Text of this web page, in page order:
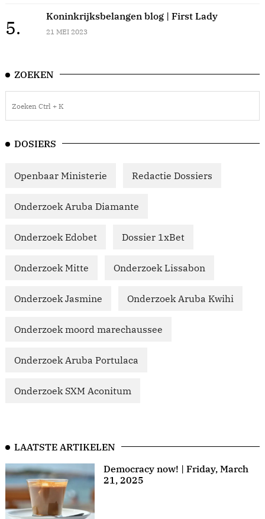
5.
Koninkrijksbelangen blog | First Lady
21 MEI 2023
ZOEKEN
DOSIERS
Openbaar Ministerie Redactie Dossiers
Onderzoek Aruba Diamante
Onderzoek Edobet Dossier 1xBet
Onderzoek Mitte Onderzoek Lissabon
Onderzoek Jasmine Onderzoek Aruba Kwihi
Onderzoek moord marechaussee
Onderzoek Aruba Portulaca
Onderzoek SXM Aconitum
LAATSTE ARTIKELEN
Democracy now! | Friday, March
21, 2025